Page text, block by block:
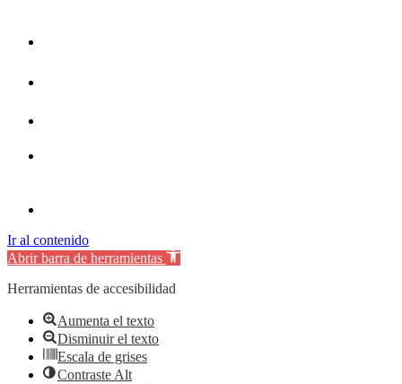
Ir al contenido
Abrir barra de herramientas
Herramientas de accesibilidad
Aumenta el texto
Disminuir el texto
Escala de grises
Contraste Alt